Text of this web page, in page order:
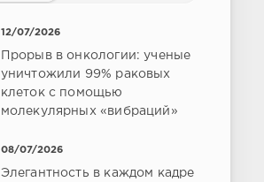
12/07/2026
Прорыв в онкологии: ученые
уничтожили 99% раковых
клеток с помощью
молекулярных «вибраций»
08/07/2026
Элегантность в каждом кадре